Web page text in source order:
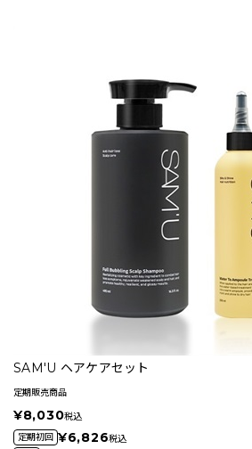
SAM'U ヘアケアセット
定期販売商品
¥8,030税込
定期初回 ¥6,826税込